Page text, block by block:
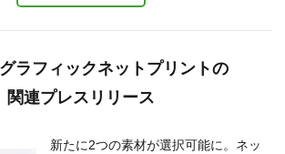
ラフィックネットプリントの
関連プレスリリース
新たに2つの素材が選択可能に。ネッ